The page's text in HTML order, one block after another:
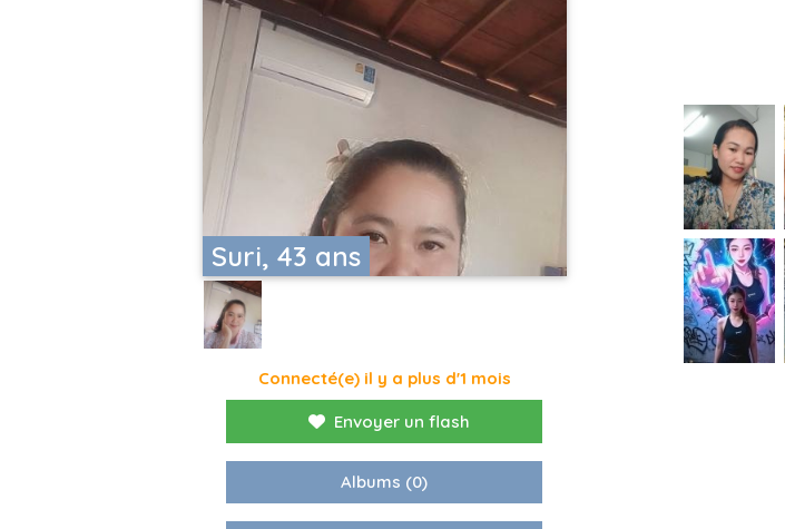
Suri, 43 ans
Connecté(e) il y a plus d'1 mois
Envoyer un flash
Albums (0)